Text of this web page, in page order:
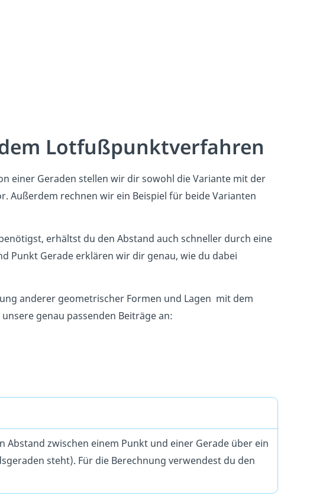
Lotfußpunktverfahren
einer Geraden stellen wir dir sowohl die Variante mit der
Außerdem rechnen wir ein Beispiel für beide Varianten
erhältst du den Abstand auch schneller durch eine
Punkt Gerade erklären wir dir genau, wie du dabei
anderer geometrischer Formen und Lagen mit dem
genau passenden Beiträge an:
zwischen einem Punkt und einer Gerade über ein
steht). Für die Berechnung verwendest du den